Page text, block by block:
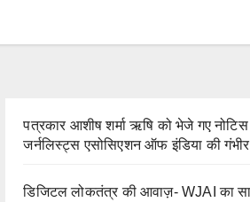
पत्रकार आशीष शर्मा ऋषि को भेजे गए
जर्नलिस्ट्स एसोसिएशन ऑफ इंडिया की
डिजिटल लोकतंत्र की आवाज़- WJAI का